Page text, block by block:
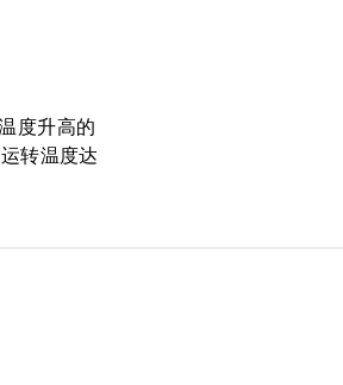
度升高的
转温度达